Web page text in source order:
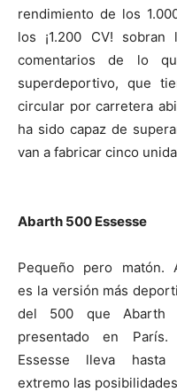
rendimiento de los
los ¡1.200 CV! sobran
comentarios de lo
superdeportivo, que
circular por carretera
ha sido capaz de
van a fabricar cinco
Abarth 500 Essesse
Pequeño pero matón.
es la versión más
del 500 que Abarth
presentado en París.
Essesse lleva hasta
extremo las